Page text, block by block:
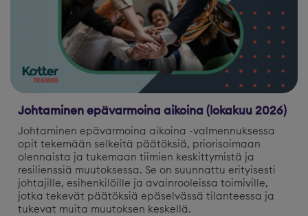
Johtaminen epävarmoina aikoina (lokakuu 2026)
Johtaminen epävarmoina aikoina -valmennuksessa
opit tekemään selkeitä päätöksiä, priorisoimaan
olennaista ja tukemaan tiimien keskittymistä ja
resilienssiä muutoksessa. Se on suunnattu erityisesti
johtajille, esihenkilöille ja avainrooleissa toimiville,
jotka tekevät päätöksiä epäselvässä tilanteessa ja
tukevat muita muutoksen keskellä.